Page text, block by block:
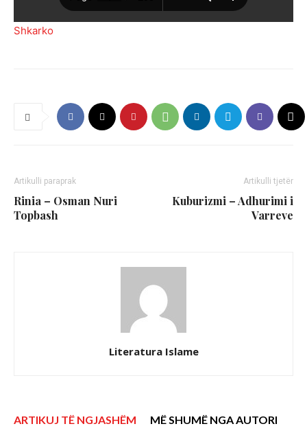
Shkarko
Artikulli paraprak
Rinia – Osman Nuri
Topbash
Artikulli tjetër
Kuburizmi – Adhurimi i
Varreve
Literatura Islame
ARTIKUJ TË NGJASHËM MË SHUMË NGA AUTORI